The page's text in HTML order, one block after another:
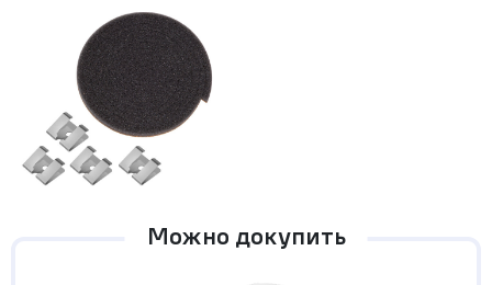
Можно докупить